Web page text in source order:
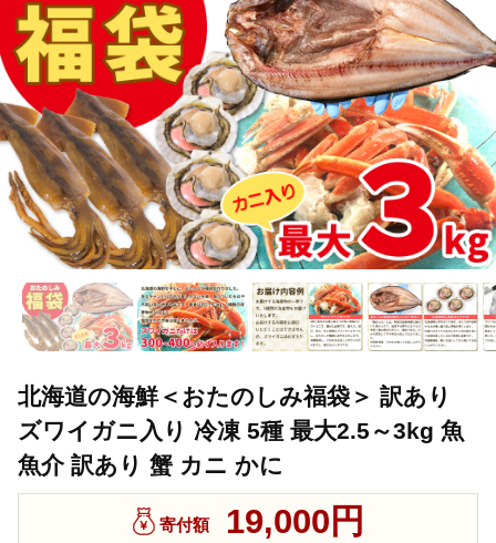
北海道の海鮮＜おたのしみ福袋＞ 訳あり
ズワイガニ入り 冷凍 5種 最大2.5～3kg 魚
魚介 訳あり 蟹 カニ かに
寄付額 19,000円